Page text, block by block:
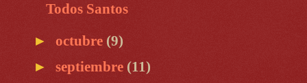
Todos Santos
► octubre (9)
► septiembre (11)